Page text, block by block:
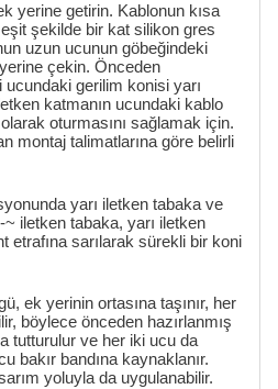
yerine getirin. Kablonun kısa
şekilde bir kat silikon gres
uzun ucunun göbeğindeki
çekin. Önceden
ucundaki gerilim konisi yarı
katmanın ucundaki kablo
oturmasını sağlamak için.
montaj talimatlarına göre belirli
yarı iletken tabaka ve
iletken tabaka, yarı iletken
etrafına sarılarak sürekli bir koni
ek yerinin ortasına taşınır, her
böylece önceden hazırlanmış
tutturulur ve her iki ucu da
bakır bandına kaynaklanır.
yoluyla da uygulanabilir.